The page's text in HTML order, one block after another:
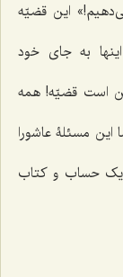
این قضیّه
به جای خود
است قضیّه! همه
این مسئلۀ عاشورا
یک حساب و کتاب